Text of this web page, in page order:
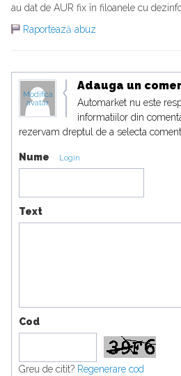
au dat de AUR fix în filoanele cu
Raportează abuz
Modifica
avatar
Adauga un
Automarket nu este
informatiilor din
rezervam dreptul de a selecta
Nume Login
Text
Cod
Greu de citit? Regenerare cod